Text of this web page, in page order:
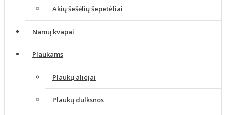
Akių šešėlių šepetėliai
Namų kvapai
Plaukams
Plaukų aliejai
Plaukų dulksnos